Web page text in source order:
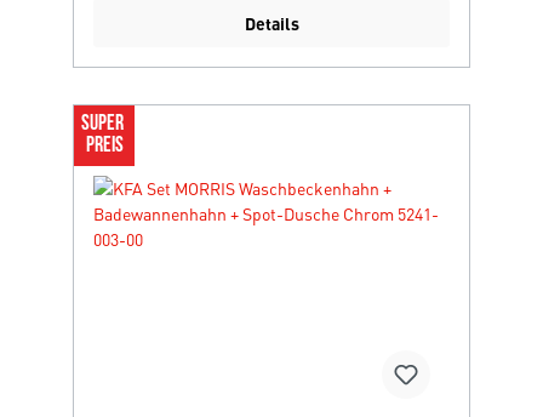
Details
SUPER
PREIS